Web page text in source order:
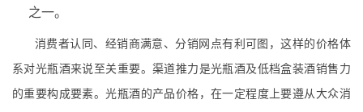
之一。
消费者认同、经销商满意、分销网点有利可图，这样的价格体
系对光瓶酒来说至关重要。渠道推力是光瓶酒及低档盒装酒销售力
的重要构成要素。光瓶酒的产品价格，在一定程度上要遵从大众消